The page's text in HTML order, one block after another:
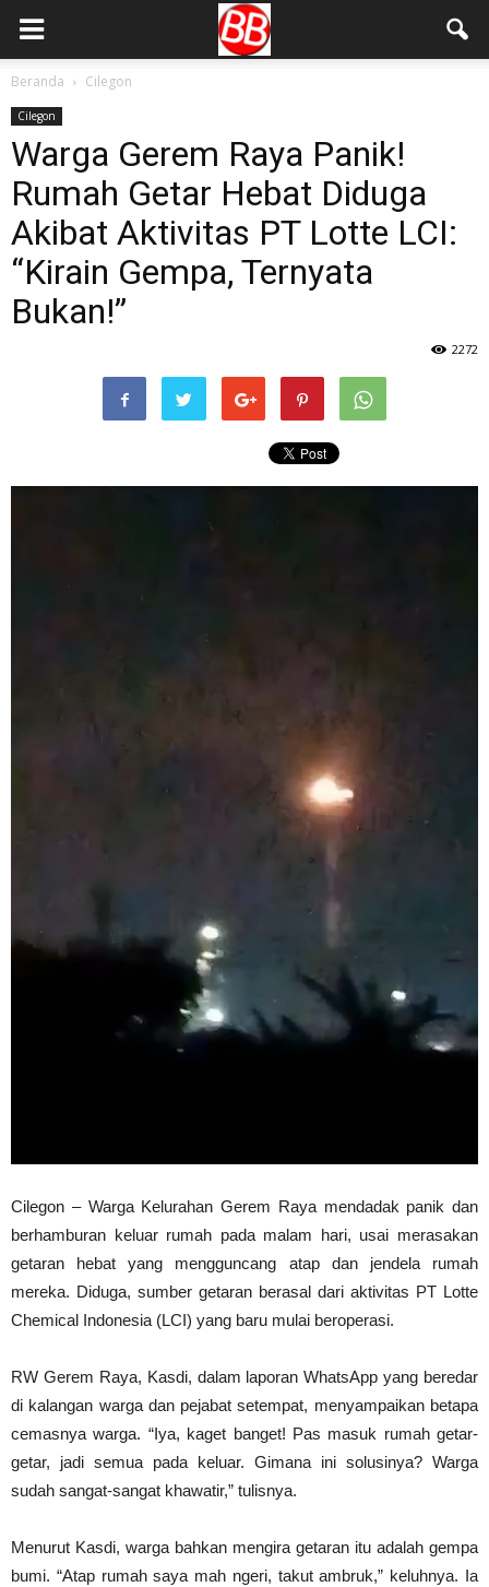
Beranda Cilegon
Cilegon
Warga Gerem Raya Panik!
Rumah Getar Hebat Diduga
Akibat Aktivitas PT Lotte LCI:
“Kirain Gempa, Ternyata
Bukan!”
2272
Cilegon – Warga Kelurahan Gerem Raya mendadak panik dan
berhamburan keluar rumah pada malam hari, usai merasakan
getaran hebat yang mengguncang atap dan jendela rumah
mereka. Diduga, sumber getaran berasal dari aktivitas PT Lotte
Chemical Indonesia (LCI) yang baru mulai beroperasi.
RW Gerem Raya, Kasdi, dalam laporan WhatsApp yang beredar
di kalangan warga dan pejabat setempat, menyampaikan betapa
cemasnya warga. “Iya, kaget banget! Pas masuk rumah getar-
getar, jadi semua pada keluar. Gimana ini solusinya? Warga
sudah sangat-sangat khawatir,” tulisnya.
Menurut Kasdi, warga bahkan mengira getaran itu adalah gempa
bumi. “Atap rumah saya mah ngeri, takut ambruk,” keluhnya. Ia